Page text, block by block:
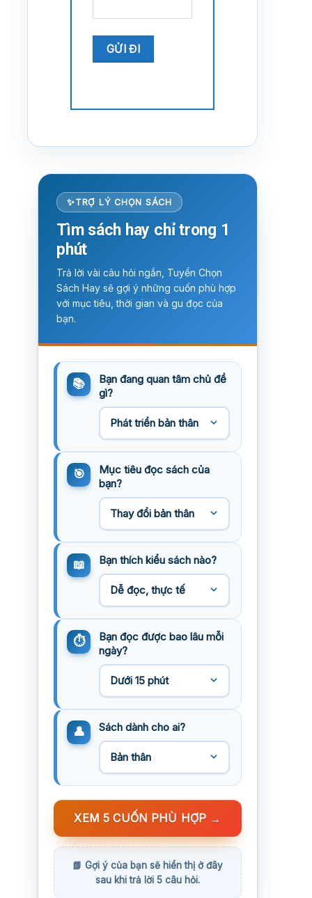
TRỢ LÝ CHỌN SÁCH
Tìm sách hay chỉ trong 1
phút
Trả lời vài câu hỏi ngắn, Tuyển Chọn
Sách Hay sẽ gợi ý những cuốn phù hợp
với mục tiêu, thời gian và gu đọc của
bạn.
Bạn đang quan tâm chủ đề
gì?
Mục tiêu đọc sách của
bạn?
Bạn thích kiểu sách nào?
Bạn đọc được bao lâu mỗi
ngày?
Sách dành cho ai?
XEM 5 CUỐN PHÙ HỢP →